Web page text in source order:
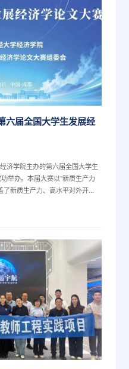
六届全国大学生发展经
济学院主办的第六届全国大学生
举办。本届大赛以“新质生产力
了新质生产力、高水平对外开
术研究与国家战略同频共振，为